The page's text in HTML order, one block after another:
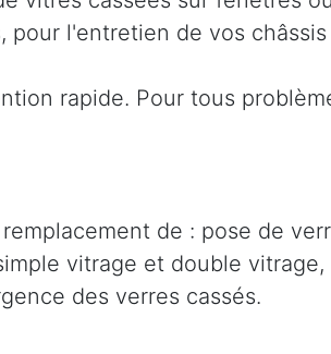
l'entretien de vos
rapide. Pour tous
de : pose de
vitrage et double
des verres cassés.